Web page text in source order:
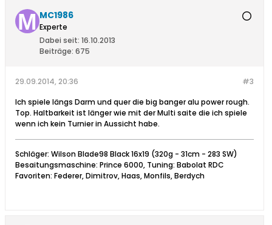
MC1986
Experte
Dabei seit: 16.10.2013
Beiträge: 675
#3
29.09.2014, 20:36
Ich spiele längs Darm und quer die big banger alu power rough.
Top. Haltbarkeit ist länger wie mit der Multi saite die ich spiele
wenn ich kein Turnier in Aussicht habe.
Schläger: Wilson Blade98 Black 16x19 (320g - 31cm - 283 SW)
Besaitungsmaschine: Prince 6000, Tuning: Babolat RDC
Favoriten: Federer, Dimitrov, Haas, Monfils, Berdych